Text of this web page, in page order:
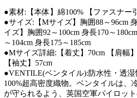
●素材:【本体】綿100% 【ファスナー
●サイズ:【Mサイズ】胸囲88～96cm
イズ】胸囲92～100cm 身長170～
～104cm 身長175～185cm
●Mサイズ詳細:【着丈】70cm 【肩幅
【袖丈】57cm
●VENTILE(ベンタイル):防水性・透
100%超高密度織物。ベンタイルは、
が守られるよう、英国空軍パイロッ